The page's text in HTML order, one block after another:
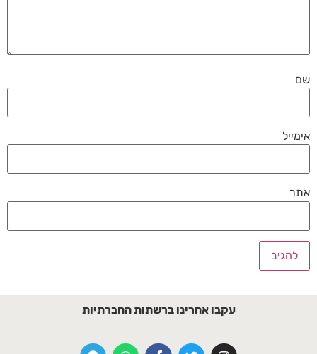
שם
אימייל
אתר
עקבו אחרינו ברשתות החברתיות